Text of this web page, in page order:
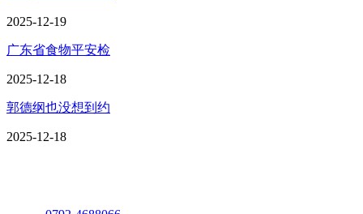
2025-12-19
广东省食物平安检
2025-12-18
郭德纲也没想到约
2025-12-18